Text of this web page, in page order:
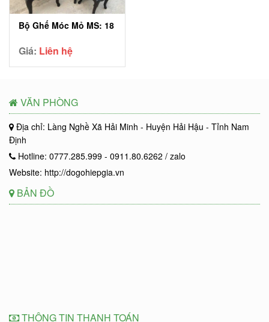
Bộ Ghế Móc Mỏ MS: 18
Giá: Liên hệ
VĂN PHÒNG
Địa chỉ: Làng Nghề Xã Hải Minh - Huyện Hải Hậu - Tỉnh Nam
Định
Hotline: 0777.285.999 - 0911.80.6262 / zalo
Website: http://dogohiepgia.vn
BẢN ĐỒ
THÔNG TIN THANH TOÁN